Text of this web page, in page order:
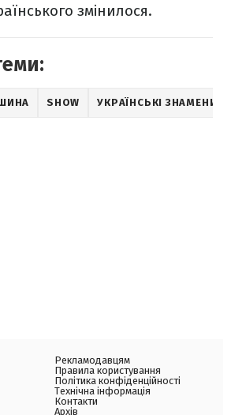
змінилося.
SHOW УКРАЇНСЬКІ
Рекламодавцям
Правила користування
Політика конфіденційності
Технічна інформація
Контакти
Архів